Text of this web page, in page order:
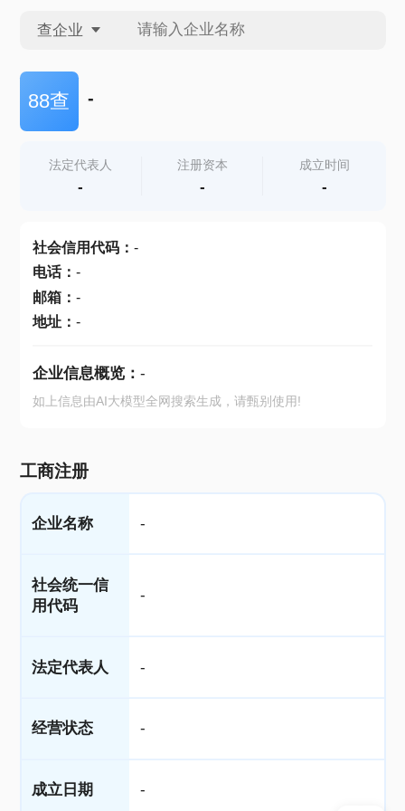
查企业
查企业
查产地
88查 -
法定代表人
-
注册资本
-
成立时间
-
社会信用代码： -
电话： -
邮箱： -
地址： -
企业信息概览： -
如上信息由AI大模型全网搜索生成，请甄别使用!
工商注册
企业名称 -
社会统一信
用代码
-
法定代表人 -
经营状态 -
成立日期 -